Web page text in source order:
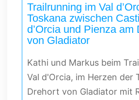
Trailrunning im Val
Toskana zwischen
d’Orcia und Pienza am
von Gladiator
Kathi und Markus beim
Val d'Orcia, im Herzen der
Drehort von Gladiator mit